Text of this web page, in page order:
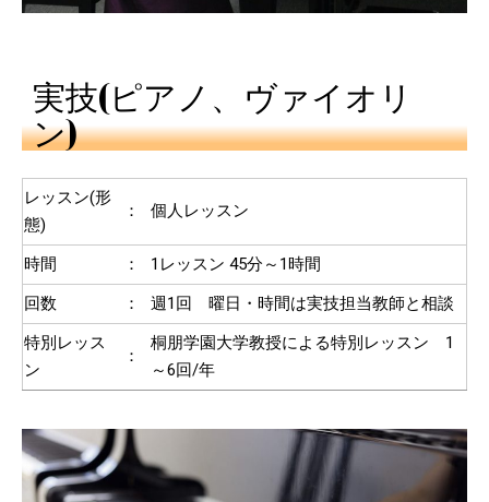
実技(ピアノ、ヴァイオリ
ン)
レッスン(形
態)
： 個人レッスン
時間 ：
1レッスン 45分～1時間
回数
：
週1回 曜日・時間は実技担当教師と相談
特別レッス
ン
：
桐朋学園大学教授による特別レッスン 1
～6回/年